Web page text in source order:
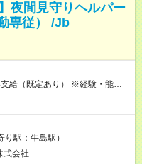
夜間見守りヘルパー
専従） /Jb
給（既定あり） ※経験・能力を
と異なる部分があります。 雇
与：時給 1,480円以上
駅：牛島駅）
式会社